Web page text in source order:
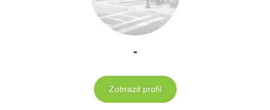
-
Zobrazit profil